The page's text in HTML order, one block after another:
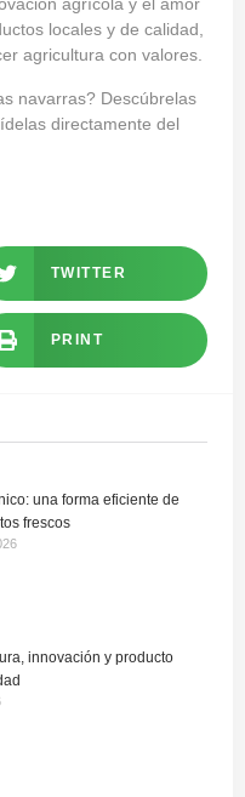
locales y de calidad,
agricultura con valores.
navarras? Descúbrelas
directamente del
TWITTER
PRINT
una forma eficiente de
frescos
innovación y producto